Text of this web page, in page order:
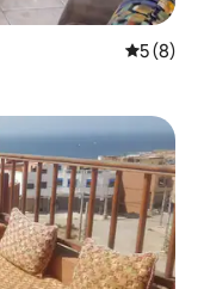
レビュー
5 (8)